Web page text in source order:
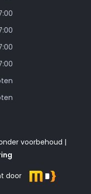
voorbehoud |
door